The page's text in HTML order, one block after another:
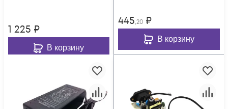
1 225 ₽
В корзину
445,20 ₽
В корзину